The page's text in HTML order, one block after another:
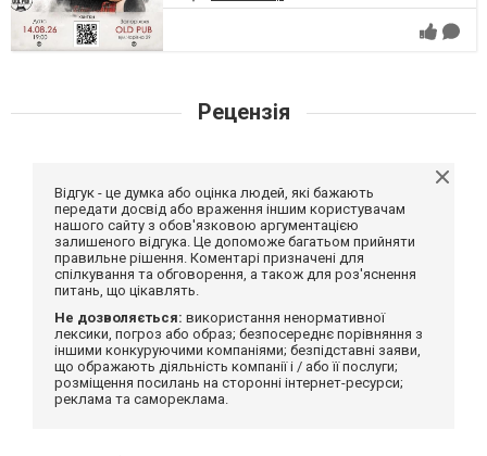
Рецензія
Відгук - це думка або оцінка людей, які бажають
передати досвід або враження іншим користувачам
нашого сайту з обов'язковою аргументацією
залишеного відгука. Це допоможе багатьом прийняти
правильне рішення. Коментарі призначені для
спілкування та обговорення, а також для роз'яснення
питань, що цікавлять.
Не дозволяється: використання ненормативної
лексики, погроз або образ; безпосереднє порівняння з
іншими конкуруючими компаніями; безпідставні заяви,
що ображають діяльність компанії і / або її послуги;
розміщення посилань на сторонні інтернет-ресурси;
реклама та самореклама.